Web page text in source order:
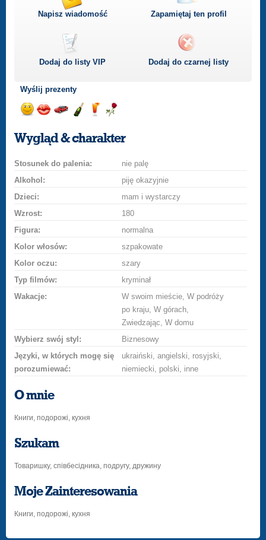
Napisz wiadomość Zapamiętaj ten profil
Dodaj do listyVIP Dodaj do czarnej listy
Wyślij prezenty
uśmiech
buziakasamochodem
szampana
drinka
różę
Wygląd & charakter
Stosunek do palenia:
nie palę
Alkohol:
piję okazyjnie
Dzieci:
mam i wystarczy
Wzrost:
180
Figura:
normalna
Kolor włosów:
szpakowate
Kolor oczu:
szary
Typ filmów:
kryminał
Wakacje:
W swoim mieście, W podróży
po kraju, W górach,
Zwiedzając, W domu
Wybierz swój styl:
Biznesowy
Języki, w których mogę się
porozumiewać:
ukraiński, angielski, rosyjski,
niemiecki, polski, inne
O mnie
Книги, подорожі, кухня
Szukam
Товаришку, співбесідника, подругу, дружину
Moje Zainteresowania
Книги, подорожі, кухня